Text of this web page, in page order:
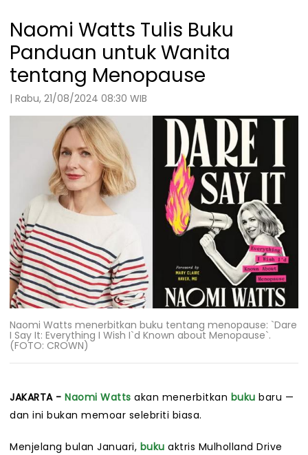
Naomi Watts Tulis Buku
Panduan untuk Wanita
tentang Menopause
| Rabu, 21/08/2024 08:30 WIB
Naomi Watts menerbitkan buku tentang menopause: `Dare
I Say It: Everything I Wish I`d Known about Menopause`.
(FOTO: CROWN)
JAKARTA - Naomi Watts akan menerbitkan buku baru —
dan ini bukan memoar selebriti biasa.
Menjelang bulan Januari, buku aktris Mulholland Drive